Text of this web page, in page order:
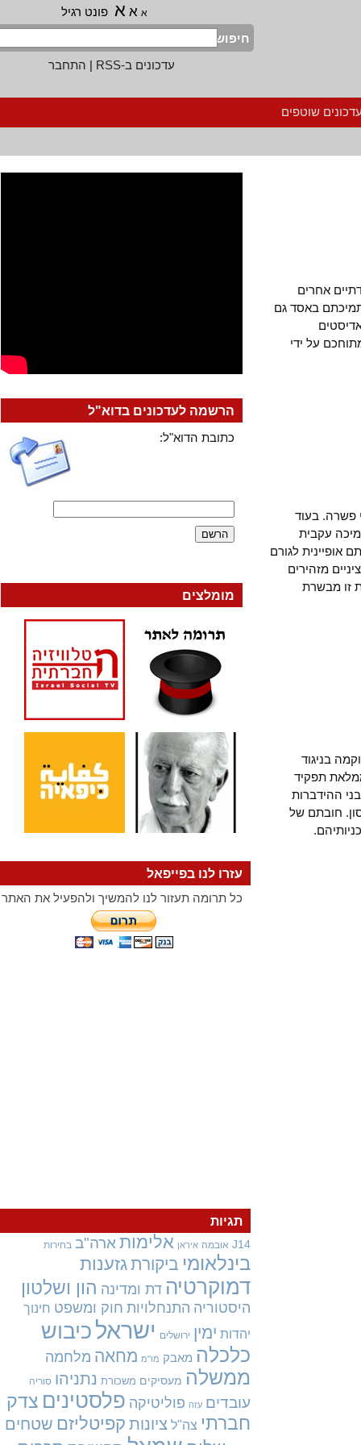
א א פונט רגיל
חיפוש
עדכונים ב-RSS
|התחבר
שוטפים
אחרים
באסד גם
על ידי
בעוד
עקבית
לגורם
מזהירים
מבשרת
בניגוד
תפקיד
חובתם של
הרשמה לעדכונים בדוא"ל
כתובת הדוא"ל:
מומלצים
עזרו לנו בפייפאל
כל תרומה תעזור לנו להמשיך ולהפעיל את האתר
תגיות
J14 אובמה איראן אלימות ארה"ב בחירות
בינלאומיביקורתגזענות
דמוקרטיה דת ומדינההון ושלטון
היסטוריה התנחלויות חוק ומשפט חינוך
יהדות ימין ירושלים ישראלכיבוש
כלכלה מאבק מו"מ מחאהמלחמה
ממשלה מעסיקים משכורת נתניהו סוריה
עובדים עזה פוליטיקה פלסטיניםצדק
חברתי צה"ל ציונותקפיטליזםשטחים